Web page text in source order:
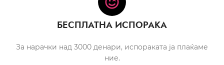
БЕСПЛАТНА ИСПОРАКА
За нарачки над 3000 денари, испораката ја плаќаме
ние.